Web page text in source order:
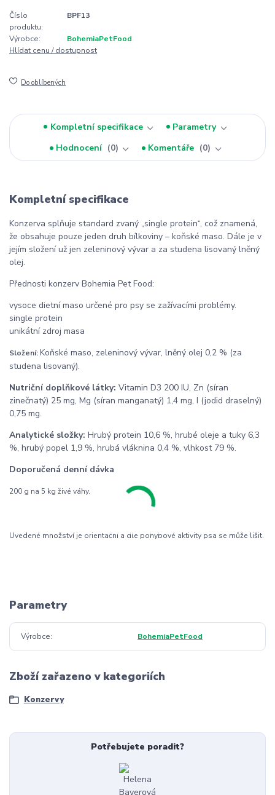
Číslo
produktu:
BPF13
Výrobce:
BohemiaPetFood
Hlídat cenu / dostupnost
Do oblíbených
Kompletní specifikace
Parametry
Hodnocení
0 Komentáře 0
Kompletní specifikace
Konzerva splňuje standard zvaný „single protein“, což znamená,
že obsahuje pouze jeden druh bílkoviny – koňské maso. Dále je v
jejím složení už jen zeleninový vývar a za studena lisovaný lněný
olej.
Přednosti konzerv Bohemia Pet Food:
vysoce dietní maso určené pro psy se zažívacími problémy.
single protein
unikátní zdroj masa
Složení:Koňské maso, zeleninový vývar, lněný olej 0,2 % (za
studena lisovaný).
Nutriční doplňkové látky: Vitamin D3 200 IU, Zn (síran
zinečnatý) 25 mg, Mg (síran manganatý) 1,4 mg, I (jodid draselný)
0,75 mg.
Analytické složky: Hrubý protein 10,6 %, hrubé oleje a tuky 6,3
%, hrubý popel 1,9 %, hrubá vláknina 0,4 %, vlhkost 79 %.
Doporučená denní dávka
200 g na 5 kg živé váhy.
Uvedené množství je orientační a dle pohybové aktivity psa se může lišit.
Parametry
Výrobce BohemiaPetFood
Zboží zařazeno v kategoriích
Konzervy
Potřebujete poradit?